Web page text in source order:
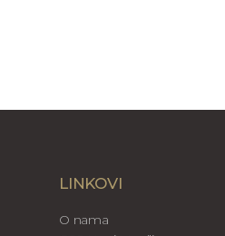
LINKOVI
O nama